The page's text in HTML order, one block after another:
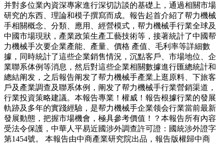
并對多位業內資深專家進行深切訪談的基礎上，通過相關市場
研究的东西、理論和模子撰寫而成。報告起首介紹了帮力機械
手相關概念、分類、應用、經營模式，帮力機械手行業全球及
中國市場現狀，產業政策生產工藝技術等，接著統計了中國帮
力機械手次要企業產能、產量、價格 產值、毛利率等詳細數
據，同時統計了這些企業銷售情況，沉點客戶、市場地位、企
業聯系体例等消息，然后對這些企業相關數據進行匯總統計和
總結阐发，之后報告阐发了帮力機械手產業上逛原料、下旅客
戶及產業調查及聯系体例，阐发了帮力機械手行業營銷渠道，
行業投資策略建議。本報告專業！權威！報告根據行業的發展
軌跡及多年的實踐經驗，是帮力機械手企業领会行業當前最新
發展動態，把握市場機會，極具參考價值！？本報告所有內容
受法令保護，中華人平易近國涉外調查許可證：國統涉外證字
第1454號。 本報告由中商產業研究院出品，報告版權歸中商